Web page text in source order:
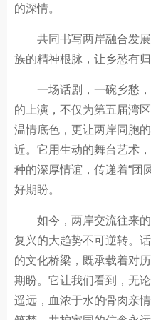
的深情。
共同书写两岸融合发展
族的精神根脉，让乡愁有
一场话剧，一碗乡愁，
的上演，不仅为第五届湾
温情底色，更让两岸同胞
近。它用生动的舞台艺术
种的深厚情谊，传递着“团
好期盼。
如今，两岸交流往来的
复兴的大趋势不可逆转。
的文化桥梁，既承载着对
期盼。它让我们看到，无
遥远，血浓于水的骨肉亲